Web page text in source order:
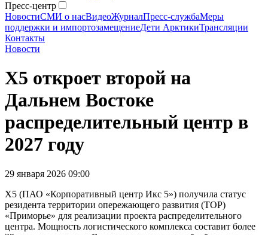
Пресс-центр
НовостиСМИ о насВидеоЖурналПресс-службаМеры
поддержки и импортозамещениеДети АрктикиТрансляции
Контакты
Новости
Х5 откроет второй на
Дальнем Востоке
распределительный центр в
2027 году
29 января 2026 09:00
X5 (ПАО «Корпоративный центр Икс 5») получила статус
резидента территории опережающего развития (ТОР)
«Приморье» для реализации проекта распределительного
центра. Мощность логистического комплекса составит более